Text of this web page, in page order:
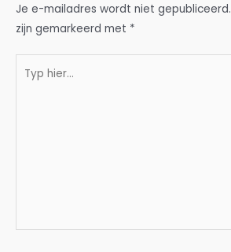
Je e-mailadres wordt niet gepubliceerd.
zijn gemarkeerd met *
hier...